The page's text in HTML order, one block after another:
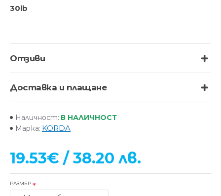
30lb
Отзиви
Доставка и плащане
Наличност: В НАЛИЧНОСТ
Марка: KORDA
19.53€ / 38.20 лв.
РАЗМЕР